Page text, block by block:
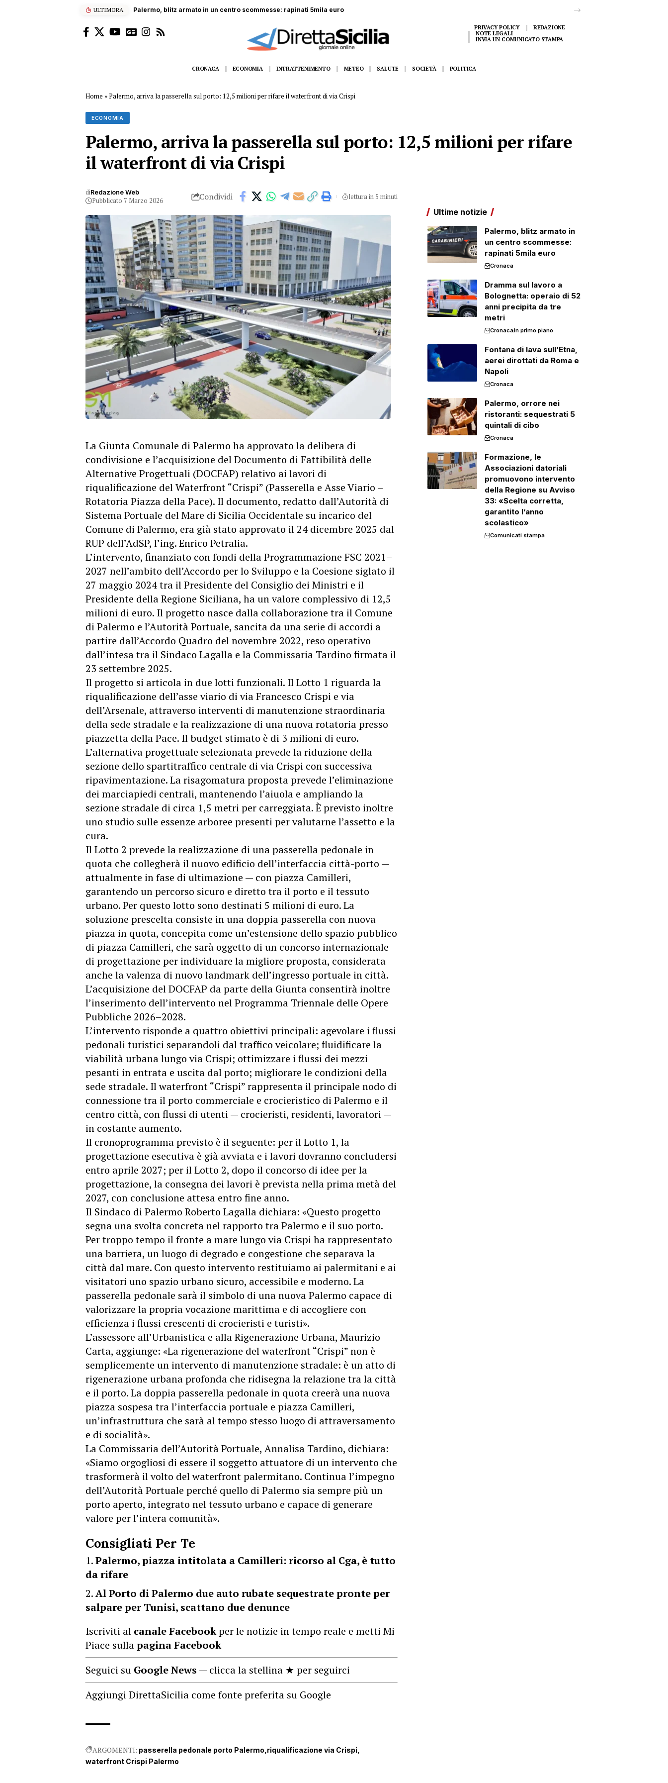
ULTIMORA Dramma sul lavoro a Bolognetta: operaio di 52 anni precipita da tre metri
PRIVACY POLICY
REDAZIONE
NOTE LEGALI
INVIA UN COMUNICATO STAMPA
CRONACA ECONOMIA INTRATTENIMENTO METEO SALUTE SOCIETÀ POLITICA
Home »Palermo, arriva la passerella sul porto: 12,5 milioni per rifare il waterfront di via Crispi
ECONOMIA
Palermo, arriva la passerella sul porto: 12,5 milioni per rifare
il waterfront di via Crispi
diRedazione Web
Pubblicato 7 Marzo 2026 Condividi lettura in 5 minuti
La Giunta Comunale di Palermo ha approvato la delibera di
condivisione e l’acquisizione del Documento di Fattibilità delle
Alternative Progettuali (DOCFAP) relativo ai lavori di
riqualificazione delWaterfront“Crispi” (Passerella e Asse Viario –
Rotatoria Piazza della Pace). Il documento, redatto dall’Autorità di
Sistema Portuale del Mare di Sicilia Occidentale su incarico del
Comune di Palermo, era già stato approvato il 24 dicembre 2025 dal
RUP dell’AdSP, l’ing. Enrico Petralia.
L’intervento, finanziato con fondi della Programmazione FSC 2021–
2027 nell’ambito dell’Accordo per lo Sviluppo e la Coesione siglato il
27 maggio 2024 tra il Presidente del Consiglio dei Ministri e il
Presidente della Regione Siciliana, ha un valore complessivo di 12,5
milioni di euro. Il progetto nasce dalla collaborazione tra il Comune
di Palermo e l’Autorità Portuale, sancita da una serie di accordi a
partire dall’Accordo Quadro del novembre 2022, reso operativo
dall’intesa tra il Sindaco Lagalla e la Commissaria Tardino firmata il
23 settembre 2025.
Il progetto si articola in due lotti funzionali. Il Lotto 1 riguarda la
riqualificazione dell’asse viario di via Francesco Crispi e via
dell’Arsenale, attraverso interventi di manutenzione straordinaria
della sede stradale e la realizzazione di una nuova rotatoria presso
piazzetta della Pace. Il budget stimato è di 3 milioni di euro.
L’alternativa progettuale selezionata prevede la riduzione della
sezione dello spartitraffico centrale di via Crispi con successiva
ripavimentazione. La risagomatura proposta prevede l’eliminazione
dei marciapiedi centrali, mantenendo l’aiuola e ampliando la
sezione stradale di circa 1,5 metri per carreggiata. È previsto inoltre
uno studio sulle essenze arboree presenti per valutarne l’assetto e la
cura.
Il Lotto 2 prevede la realizzazione di una passerella pedonale in
quota che collegherà il nuovo edificio dell’interfaccia città-porto —
attualmente in fase di ultimazione — con piazza Camilleri,
garantendo un percorso sicuro e diretto tra il porto e il tessuto
urbano. Per questo lotto sono destinati 5 milioni di euro. La
soluzione prescelta consiste in una doppia passerella con nuova
piazza in quota, concepita come un’estensione dello spazio pubblico
di piazza Camilleri, che sarà oggetto di un concorso internazionale
di progettazione per individuare la migliore proposta, considerata
anche la valenza di nuovo landmark dell’ingresso portuale in città.
L’acquisizione del DOCFAP da parte della Giunta consentirà inoltre
l’inserimento dell’intervento nel Programma Triennale delle Opere
Pubbliche 2026–2028.
L’intervento risponde a quattro obiettivi principali: agevolare i flussi
pedonali turistici separandoli dal traffico veicolare; fluidificare la
viabilità urbana lungo via Crispi; ottimizzare i flussi dei mezzi
pesanti in entrata e uscita dal porto; migliorare le condizioni della
sede stradale. Il waterfront “Crispi” rappresenta il principale nodo di
connessione tra il porto commerciale e crocieristico di Palermo e il
centro città, con flussi di utenti — crocieristi, residenti, lavoratori —
in costante aumento.
Il cronoprogramma previsto è il seguente: per il Lotto 1, la
progettazione esecutiva è già avviata e i lavori dovranno concludersi
entro aprile 2027; per il Lotto 2, dopo il concorso di idee per la
progettazione, la consegna dei lavori è prevista nella prima metà del
2027, con conclusione attesa entro fine anno.
Il Sindaco di Palermo Roberto Lagalla dichiara: «Questo progetto
segna una svolta concreta nel rapporto tra Palermo e il suo porto.
Per troppo tempo il fronte a mare lungo via Crispi ha rappresentato
una barriera, un luogo di degrado e congestione che separava la
città dal mare. Con questo intervento restituiamo ai palermitani e ai
visitatori uno spazio urbano sicuro, accessibile e moderno. La
passerella pedonale sarà il simbolo di una nuova Palermo capace di
valorizzare la propria vocazione marittima e di accogliere con
efficienza i flussi crescenti di crocieristi e turisti».
L’assessore all’Urbanistica e alla Rigenerazione Urbana, Maurizio
Carta, aggiunge: «La rigenerazione del waterfront “Crispi” non è
semplicemente un intervento di manutenzione stradale: è un atto di
rigenerazione urbana profonda che ridisegna la relazione tra la città
e il porto. La doppia passerella pedonale in quota creerà una nuova
piazza sospesa tra l’interfaccia portuale e piazza Camilleri,
un’infrastruttura che sarà al tempo stesso luogo di attraversamento
e di socialità».
La Commissaria dell’Autorità Portuale, Annalisa Tardino, dichiara:
«Siamo orgogliosi di essere il soggetto attuatore di un intervento che
trasformerà il volto del waterfront palermitano. Continua l’impegno
dell’Autorità Portuale perché quello di Palermo sia sempre più un
porto aperto, integrato nel tessuto urbano e capace di generare
valore per l’intera comunità».
Consigliati Per Te
Palermo, piazza intitolata a Camilleri: ricorso al Cga, è tutto
da rifare
Al Porto di Palermo due auto rubate sequestrate pronte per
salpare per Tunisi, scattano due denunce
Iscriviti al canale Facebookper le notizie in tempo reale e metti Mi
Piace sullapagina Facebook
Seguici su Google News — clicca la stellina ★ per seguirci
Aggiungi DirettaSicilia come fonte preferita su Google
ARGOMENTI: passerella pedonale porto Palermo riqualificazione via Crispi
waterfront Crispi Palermo
Ultime notizie
Palermo, blitz armato in
un centro scommesse:
rapinati 5mila euro
Cronaca
Dramma sul lavoro a
Bolognetta: operaio di 52
anni precipita da tre
metri
CronacaIn primo piano
Fontana di lava sull’Etna,
aerei dirottati da Roma e
Napoli
Cronaca
Palermo, orrore nei
ristoranti: sequestrati 5
quintali di cibo
Cronaca
Formazione, le
Associazioni datoriali
promuovono intervento
della Regione su Avviso
33: «Scelta corretta,
garantito l’anno
scolastico»
Comunicati stampa